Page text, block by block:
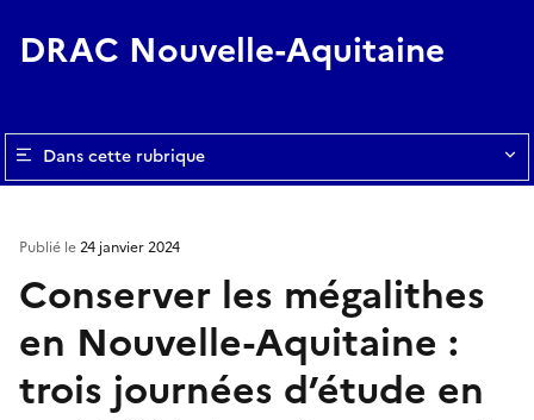
DRAC Nouvelle-Aquitaine
Dans cette rubrique
Conserver les mégalithes
en Nouvelle-Aquitaine :
trois journées d’étude en
Publié le24 janvier 2024